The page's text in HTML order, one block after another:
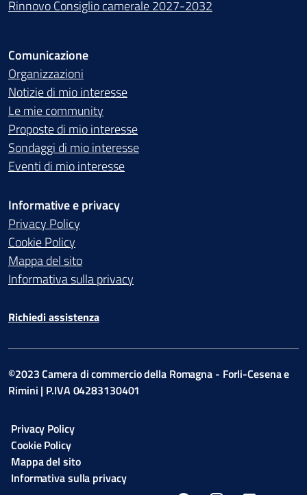
Rinnovo Consiglio camerale 2027-2032
Comunicazione
Organizzazioni
Notizie di mio interesse
Le mie community
Proposte di mio interesse
Sondaggi di mio interesse
Eventi di mio interesse
Informative e privacy
Privacy Policy
Cookie Policy
Mappa del sito
Informativa sulla privacy
Richiedi assistenza
©2023 Camera di commercio della Romagna - Forli-Cesena e
Rimini | P.IVA 04283130401
Privacy Policy
Cookie Policy
Mappa del sito
Informativa sulla privacy